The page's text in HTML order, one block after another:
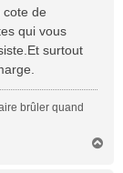
cote de
qui vous
surtout
brûler quand